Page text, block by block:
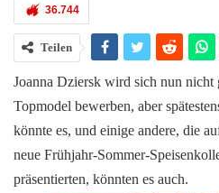
36.744
Teilen
Joanna Dziersk wird sich nun nicht
Topmodel bewerben, aber
könnte es, und einige andere, die
neue Frühjahr-Sommer-
präsentierten, könnten es auch.